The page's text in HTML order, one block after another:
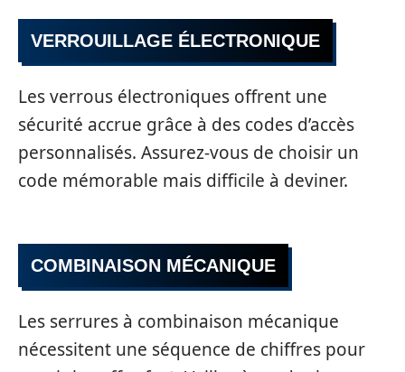
VERROUILLAGE ÉLECTRONIQUE
Les verrous électroniques offrent une
sécurité accrue grâce à des codes d’accès
personnalisés. Assurez-vous de choisir un
code mémorable mais difficile à deviner.
COMBINAISON MÉCANIQUE
Les serrures à combinaison mécanique
nécessitent une séquence de chiffres pour